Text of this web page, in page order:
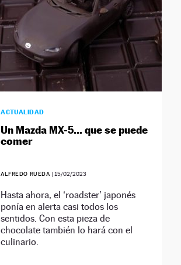
ACTUALIDAD
Un Mazda MX-5… que se puede
comer
ALFREDO RUEDA | 15/02/2023
Hasta ahora, el ‘roadster’ japonés
ponía en alerta casi todos los
sentidos. Con esta pieza de
chocolate también lo hará con el
culinario.